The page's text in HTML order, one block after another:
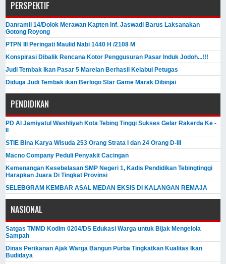
PERSPEKTIF
Danramil 14/Dolok Merawan Kapten inf. Jaswadi Barus Laksanakan
Gotong Royong
PTPN III Peringati Maulid Nabi 1440 H /2108 M
Konspirasi Dibalik Rencana Kotor Penggusuran Pasar Induk Jodoh...!!!
Judi Tembak Ikan Pasar 5 Marelan Berhasil Kelabui Petugas
Diduga Judi Tembak ikan Berlogo Star Game Marak Dibinjai
PENDIDIKAN
PD Al Jamiyatul Washliyah Kota Tebing Tinggi Sukses Gelar Rakerda Ke -
STIE Bina Karya Wisuda 253 Orang Strata I dan 24 Orang D-III
Macno Company Peduli Penyakit Cacingan
Kemenangan Kesebelasan SMP Negeri 1, Kadis Pendidikan Tebingtinggi
Harapkan Juara Di Tingkat Provinsi
SELEBGRAM KEMBAR ASAL MEDAN EKSIS DI KALANGAN REMAJA
NASIONAL
Satgas TMMD Kodim 0204/DS Edukasi Warga untuk Bijak Mengelola
Sampah
Dinas Perikanan Ajak Warga Bangun Purba Tingkatkan Kualitas Ikan
Budidaya